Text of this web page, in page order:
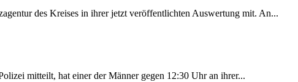
des Kreises in ihrer jetzt veröffentlichten Auswertung mit. An...
mitteilt, hat einer der Männer gegen 12:30 Uhr an ihrer...